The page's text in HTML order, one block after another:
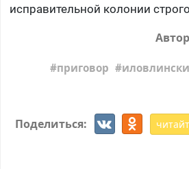
исправительной колонии
приговор
Поделиться: